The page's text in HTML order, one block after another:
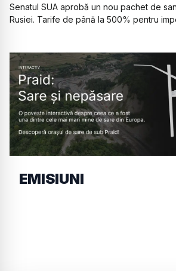
Senatul SUA aprobă un nou pachet de
Rusiei. Tarife de până la 500% pentru
EMISIUNI